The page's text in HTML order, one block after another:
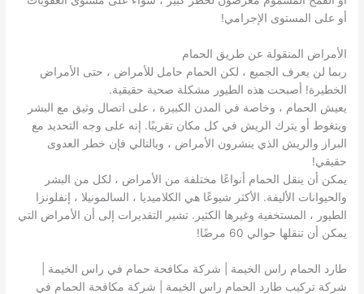
أو على المستوى الإجرامي!
الأمراض المنقولة عن طريق الحمام
ربما لن يعرف الجميع ، لكن الحمام حامل للأمراض ، حتى الأمراض
الخطيرة! أصبحت هذه الطيور مشكلة صحية حقيقية.
يعيش الحمام ، وخاصة في المدن الكبيرة ، على اتصال وثيق مع البشر
ويتغوط أو يترك الريش في كل مكان تقريبًا. إنه على وجه التحديد مع
البراز والريش الذي ينشرون الأمراض ، وبالتالي فإن خطر العدوى
حقيقي!
يمكن أن ينقل الحمام أنواعًا مختلفة من الأمراض ، لكل من البشر
والحيوانات الأليفة. الأكثر شيوعًا هي الكلاميديا ​​، السالمونيلا ، إنفلونزا
الطيور ، المستخفية وغيرها الكثير. تشير التقديرات إلى أن الأمراض التي
يمكن أن تنقلها حوالي 60 مرضًا!
طارد الحمام راس الخيمة | شركة مكافحة حمام في راس الخيمة |
شركة تركيب طارد الحمام راس الخيمة | شركة مكافحة الحمام في